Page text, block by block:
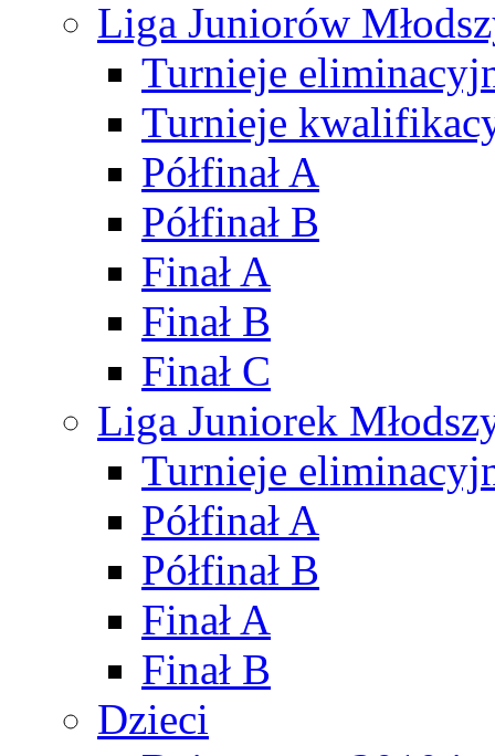
Liga Juniorów
Turnieje
Turnieje
Półfinał A
Półfinał B
Finał A
Finał B
Finał C
Liga Juniorek
Turnieje
Półfinał A
Półfinał B
Finał A
Finał B
Dzieci